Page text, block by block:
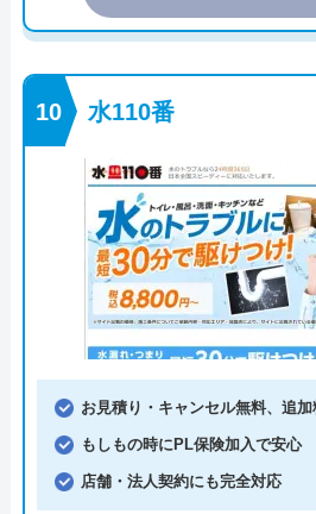
水110番
お見積り・キャンセル無料、追
もしもの時にPL保険加入で安心
店舗・法人契約にも完全対応